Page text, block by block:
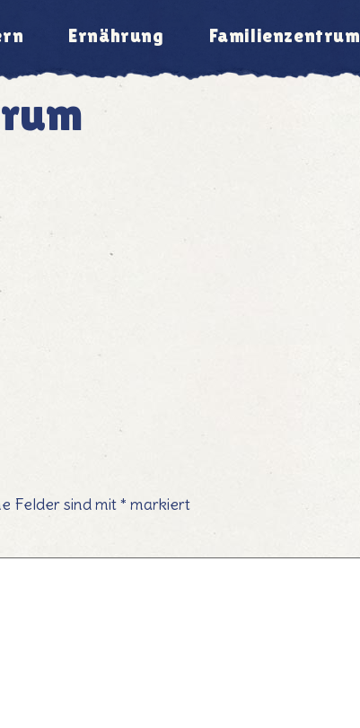
Ernährung Familienzentrum
Felder sind mit* markiert